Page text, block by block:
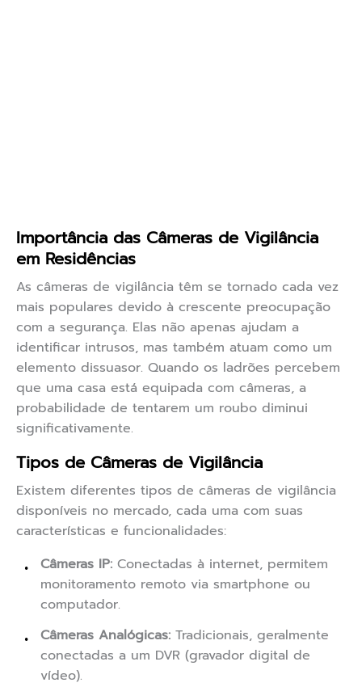
Importância das Câmeras de Vigilância
em Residências
As câmeras de vigilância têm se tornado cada vez
mais populares devido à crescente preocupação
com a segurança. Elas não apenas ajudam a
identificar intrusos, mas também atuam como um
elemento dissuasor. Quando os ladrões percebem
que uma casa está equipada com câmeras, a
probabilidade de tentarem um roubo diminui
significativamente.
Tipos de Câmeras de Vigilância
Existem diferentes tipos de câmeras de vigilância
disponíveis no mercado, cada uma com suas
características e funcionalidades:
Câmeras IP: Conectadas à internet, permitem
monitoramento remoto via smartphone ou
computador.
Câmeras Analógicas: Tradicionais, geralmente
conectadas a um DVR (gravador digital de
vídeo).